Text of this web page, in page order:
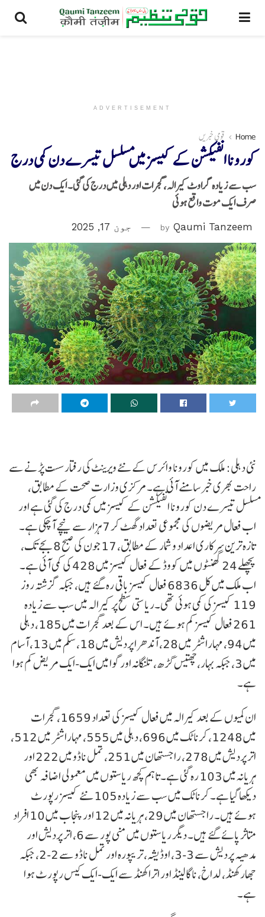
ADVERTISEMENT
Home قومی خبریں
کورونا انفیکشن کے کیسز میں مسلسل تیسرے دن کمی درج
سب سے زیادہ گراوٹ کیرالہ، گجرات اور دہلی میں درج کی گئی۔ ایک دن میں
صرف ایک موت واقع ہوئی
by Qaumi Tanzeem جون 17, 2025
نئی دہلی: ملک میں کورونا وائرس کے نئے ویرینٹ کی رفتار سست پڑنے سے
راحت بھری خبر سامنے آئی ہے۔ مرکزی وزارت صحت کے مطابق،
مسلسل تیسرے دن کورونا انفیکشن کے کیسز میں کمی درج کی گئی ہے اور
اب فعال مریضوں کی مجموعی تعداد گھٹ کر 7 ہزار سے نیچے آ چکی ہے۔
تازہ ترین سرکاری اعداد و شمار کے مطابق، 17 جون کی صبح 8 بجے تک،
پچھلے 24 گھنٹوں میں کووڈ کے فعال کیسز میں 428 کی کمی آئی ہے۔
اب ملک میں کل 6836 فعال کیسز باقی رہ گئے ہیں، جبکہ گزشتہ روز
119 کیسز کی کمی ہوئی تھی۔ریاستی سطح پر کیرالہ میں سب سے زیادہ
261 فعال کیسز کم ہوئے ہیں۔ اس کے بعد گجرات میں 185، دہلی
میں 94، مہاراشٹر میں 28، آندھرا پردیش میں 18، سکم میں 13، آسام
میں 3، جبکہ بہار، چھتیس گڑھ، تلنگانہ اور گوا میں ایک-ایک مریض کم ہوا
ہے۔
ان کمیوں کے بعد کیرالہ میں فعال کیسز کی تعداد 1659، گجرات
میں 1248، کرناٹک میں 696، دہلی میں 555، مہاراشٹر میں 512،
اتر پردیش میں 278، راجستھان میں 251، تمل ناڈو میں 222 اور
ہریانہ میں 103 رہ گئی ہے۔تاہم کچھ ریاستوں میں معمولی اضافہ بھی
دیکھا گیا ہے۔ کرناٹک میں سب سے زیادہ 105 نئے کیسز رپورٹ
ہوئے ہیں۔ راجستھان میں 29، ہریانہ میں 12 اور پنجاب میں 10 افراد
متاثر پائے گئے ہیں۔ دیگر ریاستوں میں منی پور سے 6، اتر پردیش اور
مدھیہ پردیش سے 3-3، اوڈیشہ، تریپورہ اور تمل ناڈو سے 2-2، جبکہ
جھارکھنڈ، لداخ، ناگالینڈ اور اتراکھنڈ سے ایک-ایک کیس رپورٹ ہوا
ہے۔